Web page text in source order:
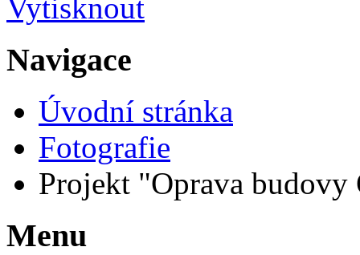
Navigace
Úvodní stránka
Fotografie
Projekt "Oprava budovy
Menu